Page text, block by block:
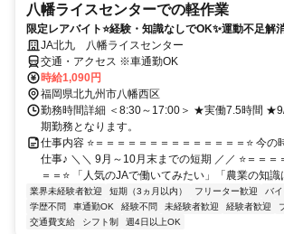
八幡ライスセンターでの軽作業
限定レアバイト⭐経験・知識なしでOK✨運動不足解
JA北九 八幡ライスセンター
交通・アクセス ※車通勤OK
時給1,090円
福岡県北九州市八幡西区
勤務時間詳細 ＜8:30～17:00＞ ★実働7.5時間
期勤務となります。
仕事内容 ⭐＝＝＝＝＝＝＝＝＝＝＝＝＝＝⭐ 今の
仕事♪ ＼＼ 9月～10月末までの短期 ／／ ⭐＝＝＝
＝＝⭐ 「人気のJAで働いてみたい」「農業の知
業界未経験者歓迎 短期（3ヵ月以内） フリーター歓迎 バ
学歴不問
車通勤OK 経験不問 未経験者歓迎 経験者歓迎
交通費支給
シフト制 週4日以上OK